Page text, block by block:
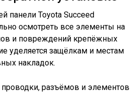
панели Toyota Succeed
осмотреть все элементы на
и повреждений крепёжных
уделяется защёлкам и местам
накладок.
проводки, разъёмов и элементов